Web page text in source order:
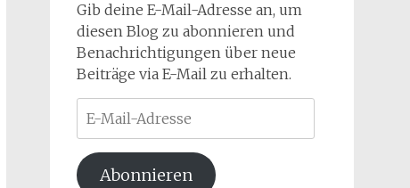
Gib deine E-Mail-Adresse an, um
diesen Blog zu abonnieren und
Benachrichtigungen über neue
Beiträge via E-Mail zu erhalten.
Mail-
Adresse
Abonnieren